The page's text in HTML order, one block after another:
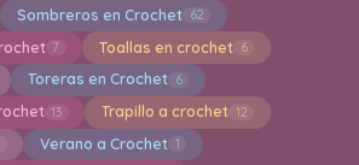
Sombreros en Crochet 62
7 Toallas en crochet 6
Toreras en Crochet 6
13 Trapillo a crochet 12
Verano a Crochet 1